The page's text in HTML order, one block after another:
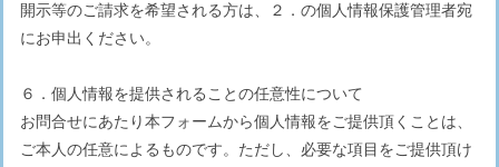
開示等のご請求を希望される方は、２．の個人情報保護管理者宛
にお申出ください。
６．個人情報を提供されることの任意性について
お問合せにあたり本フォームから個人情報をご提供頂くことは、
ご本人の任意によるものです。ただし、必要な項目をご提供頂け